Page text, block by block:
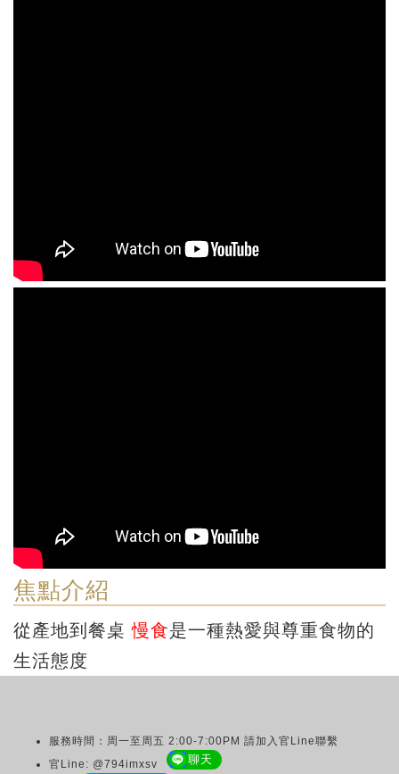
焦點介紹
從產地到餐桌慢食是一種熱愛與尊重食物的
生活態度
服務時間：周一至周五 2:00-7:00PM 請加入官Line聯繫
官Line: @794imxsv
聊天